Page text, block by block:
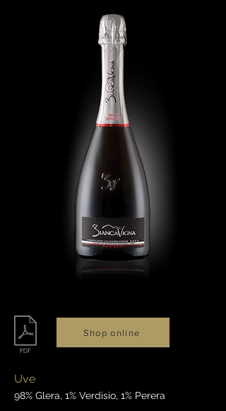
Shop online
Uve
98% Glera, 1% Verdisio, 1% Perera